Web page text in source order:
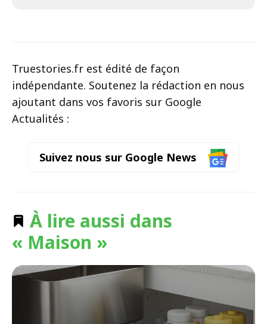
Truestories.fr est édité de façon
indépendante. Soutenez la rédaction en nous
ajoutant dans vos favoris sur Google
Actualités :
Suivez nous sur Google News
À lire aussi dans
« Maison »